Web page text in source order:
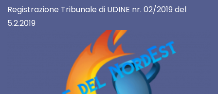
Registrazione Tribunale di UDINE nr. 02/2019 del
5.2.2019